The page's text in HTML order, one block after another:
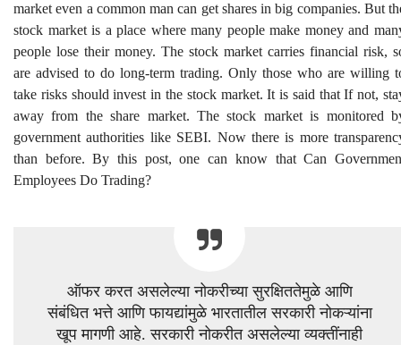
market even a common man can get shares in big companies. But
stock market is a place where many people make money and
people lose their money. The stock market carries financial risk,
are advised to do long-term trading. Only those who are willing
take risks should invest in the stock market. It is said that If not,
away from the share market. The stock market is monitored
government authorities like SEBI. Now there is more
than before. By this post, one can know that Can
Employees Do Trading?
ऑफर करत असलेल्या नोकरीच्या सुरक्षिततेमुळे आणि
संबंधित भत्ते आणि फायद्यांमुळे भारतातील सरकारी नोकऱ्यांना
खूप मागणी आहे. सरकारी नोकरीत असलेल्या व्यक्तींनाही